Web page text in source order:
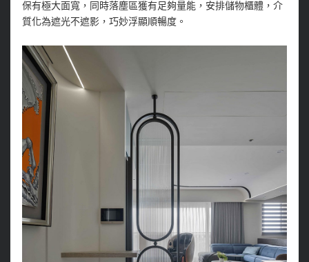
保有極大面寬，同時落塵區獲有足夠量能，安排儲物櫃體，介
質化為遮光不遮影，巧妙浮顯順暢度。